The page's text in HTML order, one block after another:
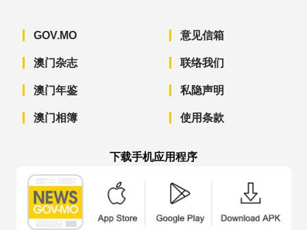
GOV.MO
澳门杂志
澳门年鉴
澳门相簿
意见信箱
联络我们
私隐声明
使用条款
下载手机应用程序